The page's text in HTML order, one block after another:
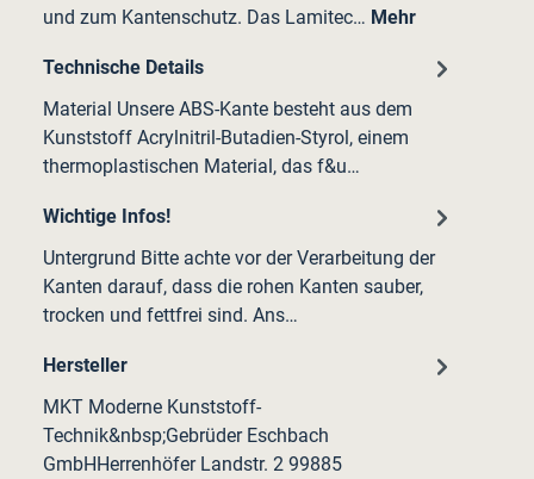
und zum Kantenschutz. Das Lamitec… Mehr
Technische Details
Material Unsere ABS-Kante besteht aus dem
Kunststoff Acrylnitril-Butadien-Styrol, einem
thermoplastischen Material, das f&u…
Wichtige Infos!
Untergrund Bitte achte vor der Verarbeitung der
Kanten darauf, dass die rohen Kanten sauber,
trocken und fettfrei sind. Ans…
Hersteller
MKT Moderne Kunststoff-
Technik&nbsp;Gebrüder Eschbach
GmbHHerrenhöfer Landstr. 2 99885